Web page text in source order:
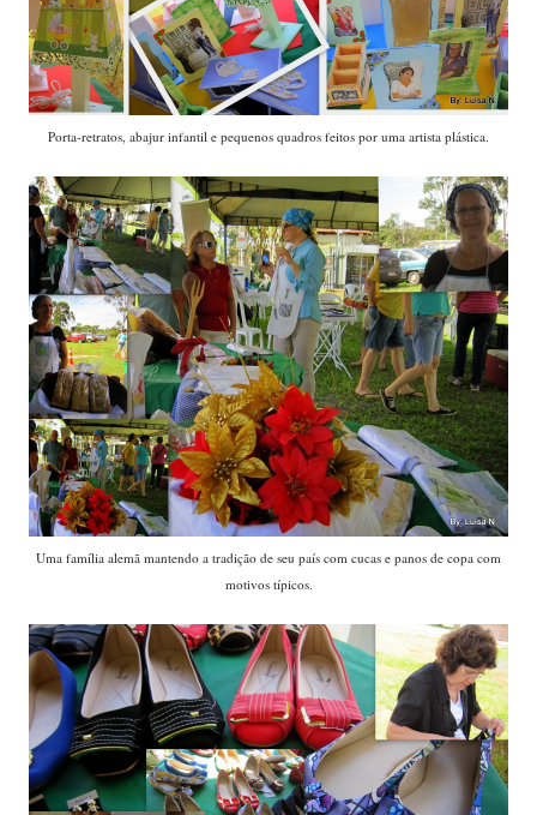
Porta-retratos, abajur infantil e pequenos quadros feitos por uma artista plástica.
Uma família alemã mantendo a tradição de seu país com cucas e panos de copa com
motivos típicos.